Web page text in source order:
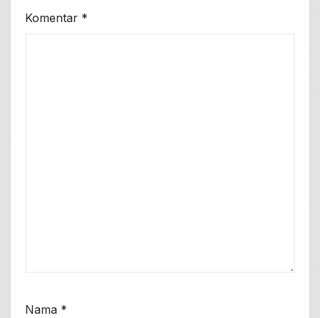
Komentar *
Nama *